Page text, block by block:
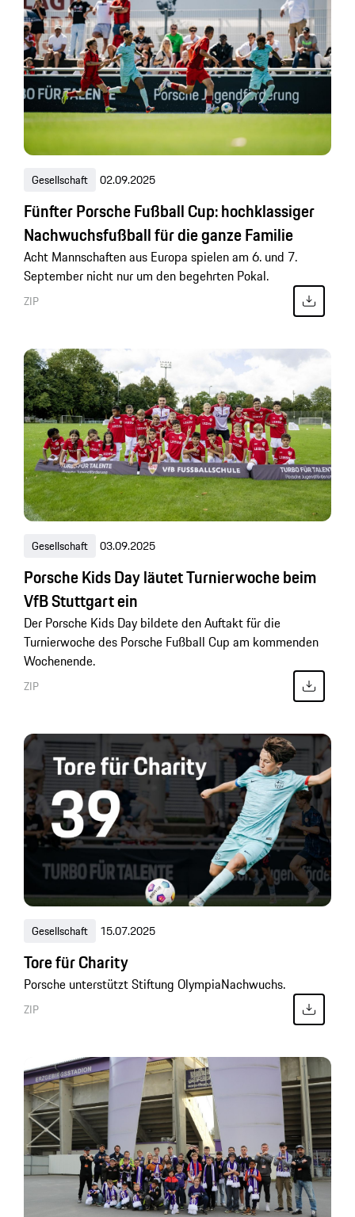
Gesellschaft 02.09.2025
Fünfter Porsche Fußball Cup: hochklassiger
Nachwuchsfußball für die ganze Familie
Acht Mannschaften aus Europa spielen am 6. und 7.
September nicht nur um den begehrten Pokal.
ZIP
Gesellschaft 03.09.2025
Porsche Kids Day läutet Turnierwoche beim
VfB Stuttgart ein
Der Porsche Kids Day bildete den Auftakt für die
Turnierwoche des Porsche Fußball Cup am kommenden
Wochenende.
ZIP
Gesellschaft 15.07.2025
Tore für Charity
Porsche unterstützt Stiftung OlympiaNachwuchs.
ZIP